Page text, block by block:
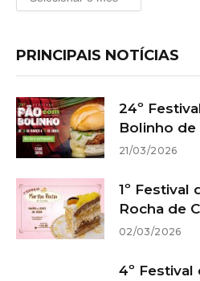
PRINCIPAIS NOTÍCIAS
24º
Bolinho de
21/03/2026
1º Festival
Rocha de
02/03/2026
4º Festival